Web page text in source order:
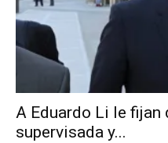
A Eduardo Li le fijan
supervisada y...